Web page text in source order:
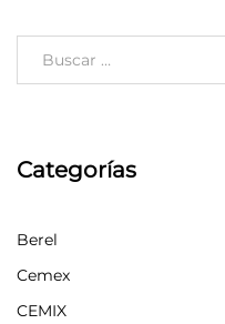
Categorías
Berel
Cemex
CEMIX